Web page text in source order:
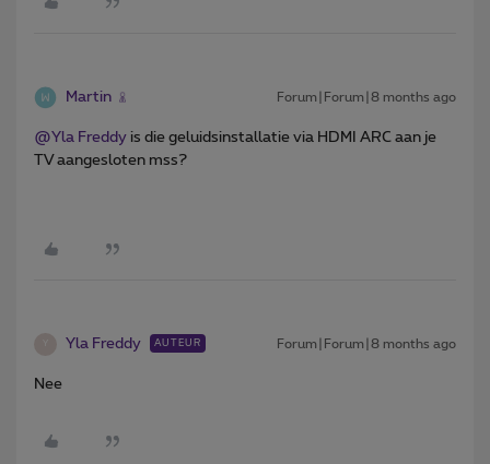
Martin Forum|Forum|8 months ago
@Yla Freddy is die geluidsinstallatie via HDMI ARC aan je
TV aangesloten mss?
Yla Freddy AUTEUR Forum|Forum|8 months ago
Nee